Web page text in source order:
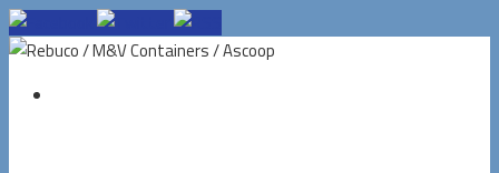
Ga
naar
inhoud